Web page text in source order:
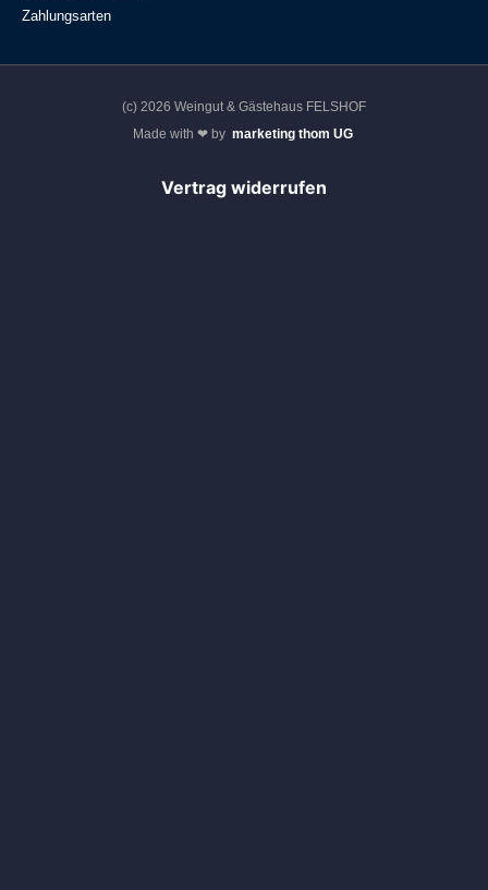
Zahlungsarten
(c) 2026 Weingut & Gästehaus FELSHOF
Made with ❤ by marketing thom UG
Vertrag widerrufen